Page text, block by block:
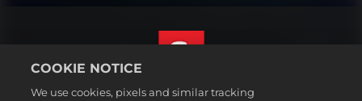
COOKIE NOTICE
We use cookies, pixels and similar tracking